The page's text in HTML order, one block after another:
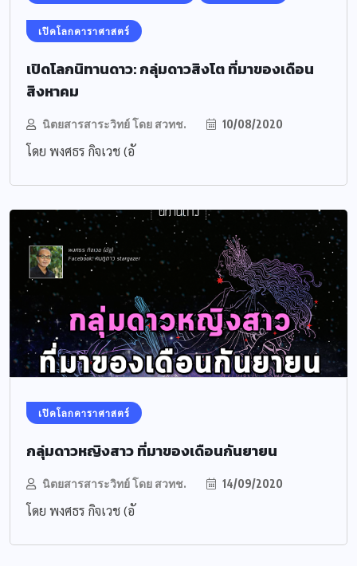
เปิดโลกดาราศาสตร์
เปิดโลกนิทานดาว: กลุ่มดาวสิงโต ที่มาของเดือน
สิงหาคม
นิตยสารสาระวิทย์ โดย สวทช. 10/08/2020
โดย พงศธร กิจเวช (อั
เปิดโลกดาราศาสตร์
กลุ่มดาวหญิงสาว ที่มาของเดือนกันยายน
นิตยสารสาระวิทย์ โดย สวทช. 14/09/2020
โดย พงศธร กิจเวช (อั